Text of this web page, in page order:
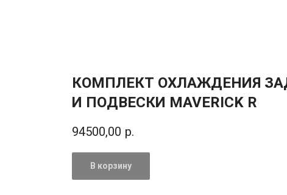
КОМПЛЕКТ ОХЛАЖДЕНИЯ
И ПОДВЕСКИ MAVERICK R
94500,00 р.
В корзину